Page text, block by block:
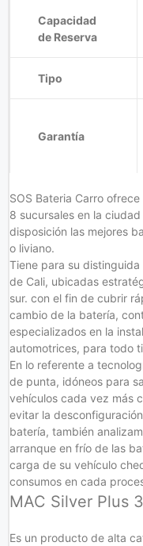
Capacidad
de Reserva
Tipo
Garantía
SOS Bateria Carro
8 sucursales en la
disposición las mejores
o liviano.
Tiene para su
de Cali, ubicadas
sur. con el fin de cubrir
cambio de la batería,
especializados en la
automotrices, para todo
En lo referente a
de punta, idóneos para
vehículos cada vez más
evitar la
batería, también
arranque en frío de las
carga de su vehículo
consumos en cada
MAC Silver Plus
Es un producto de alta